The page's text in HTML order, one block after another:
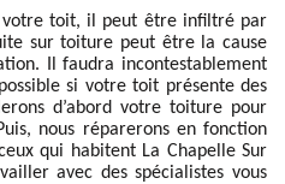
toit, il peut être infiltré par
sur toiture peut être la cause
Il faudra incontestablement
si votre toit présente des
d’abord votre toiture pour
nous réparerons en fonction
qui habitent La Chapelle Sur
avec des spécialistes vous